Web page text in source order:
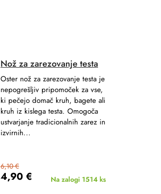
Nož za zarezovanje testa
4,90 €
6,10 €
Na zalogi 1514 ks
Oster nož za zarezovanje testa je
nepogrešljiv pripomoček za vse,
ki pečejo domač kruh, bagete ali
kruh iz kislega testa. Omogoča
ustvarjanje tradicionalnih zarez in
izvirnih...